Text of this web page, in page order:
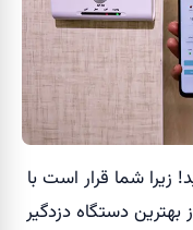
زیرا شما قرار است با
بهترین دستگاه دزدگیر